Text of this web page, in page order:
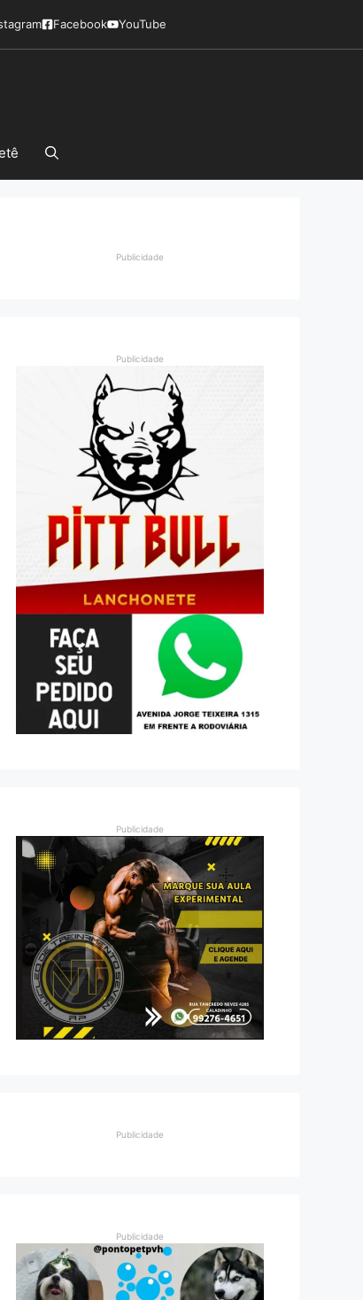
Facebook YouTube
Publicidade
Publicidade
Publicidade
Publicidade
Publicidade